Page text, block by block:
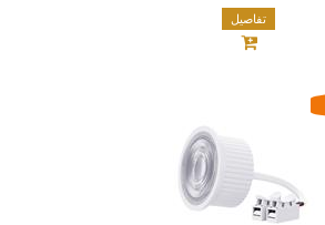
تفاصيل